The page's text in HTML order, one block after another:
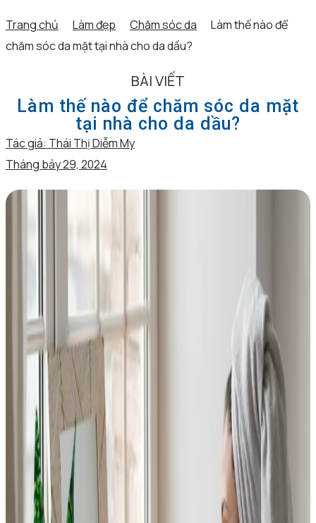
Trang chủ Làm đẹp Chăm sóc da
Làm thế nào để
chăm sóc da mặt tại nhà cho da dầu?
BÀI VIẾT
Làm thế nào để chăm sóc da mặt
tại nhà cho da dầu?
Tác giả: Thái Thị Diễm My
Tháng bảy 29, 2024